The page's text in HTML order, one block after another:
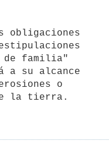
de familia"
a su alcance
o
la tierra.